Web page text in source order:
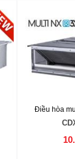
Điều hòa